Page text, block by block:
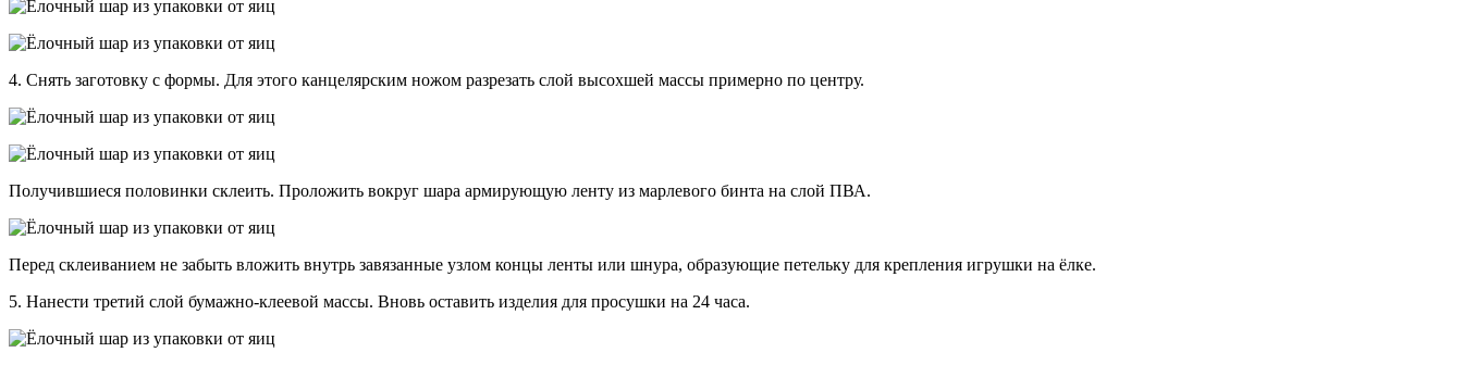
4. Снять заготовку с формы. Для этого канцелярским ножом разрезать слой высохшей массы примерно по центру.
Получившиеся половинки склеить. Проложить вокруг шара армирующую ленту из марлевого бинта на слой ПВА.
Перед склеиванием не забыть вложить внутрь завязанные узлом концы ленты или шнура, образующие петельку для крепления игрушки на ёлке.
5. Нанести третий слой бумажно-клеевой массы. Вновь оставить изделия для просушки на 24 часа.